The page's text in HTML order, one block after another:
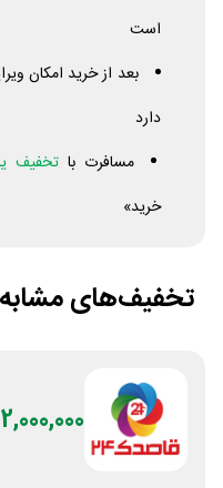
است
بعد از خرید امکان
دارد
مسافرت باتخفیف
خرید»
تخفیف‌های مشابه
2,000,000